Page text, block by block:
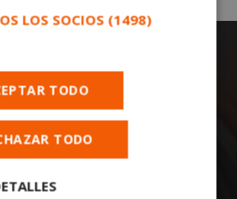
. Mantente informado de
LOS SOCIOS (1498)
TODO
TODO